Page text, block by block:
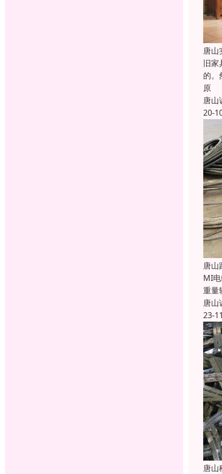
唐山
旧家
的。
原
唐山
20-
唐山
MI
重量
唐山
23-
唐山